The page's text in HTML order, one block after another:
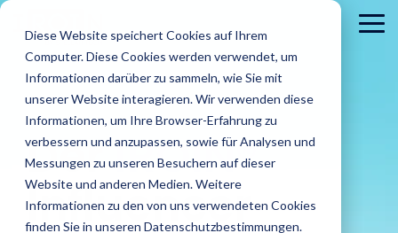
Diese Website speichert Cookies auf Ihrem
Computer. Diese Cookies werden verwendet, um
Informationen darüber zu sammeln, wie Sie mit
unserer Website interagieren. Wir verwenden diese
Informationen, um Ihre Browser-Erfahrung zu
verbessern und anzupassen, sowie für Analysen und
Messungen zu unseren Besuchern auf dieser
Website und anderen Medien. Weitere
Informationen zu den von uns verwendeten Cookies
finden Sie in unseren Datenschutzbestimmungen.
Skip
the
main
content.
Brands
DerIROIN®
Influencer